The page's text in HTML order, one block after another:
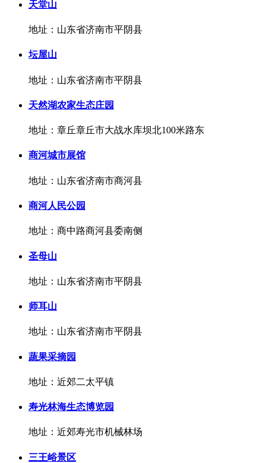
天堂山
地址：山东省济南市平阴县
坛屋山
地址：山东省济南市平阴县
天然湖农家生态庄园
地址：章丘章丘市大战水库坝北100米路东
商河城市展馆
地址：山东省济南市商河县
商河人民公园
地址：商中路商河县委南侧
圣母山
地址：山东省济南市平阴县
师耳山
地址：山东省济南市平阴县
蔬果采摘园
地址：近郊二太平镇
寿光林海生态博览园
地址：近郊寿光市机械林场
三王峪景区